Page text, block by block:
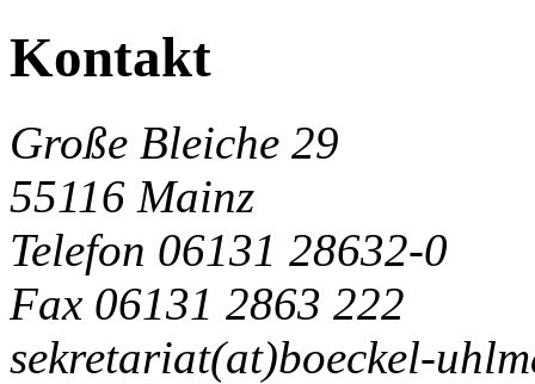
Kontakt
Große Bleiche 29
55116 Mainz
Telefon 06131 28632-0
Fax 06131 2863 222
sekretariat(at)boeckel-